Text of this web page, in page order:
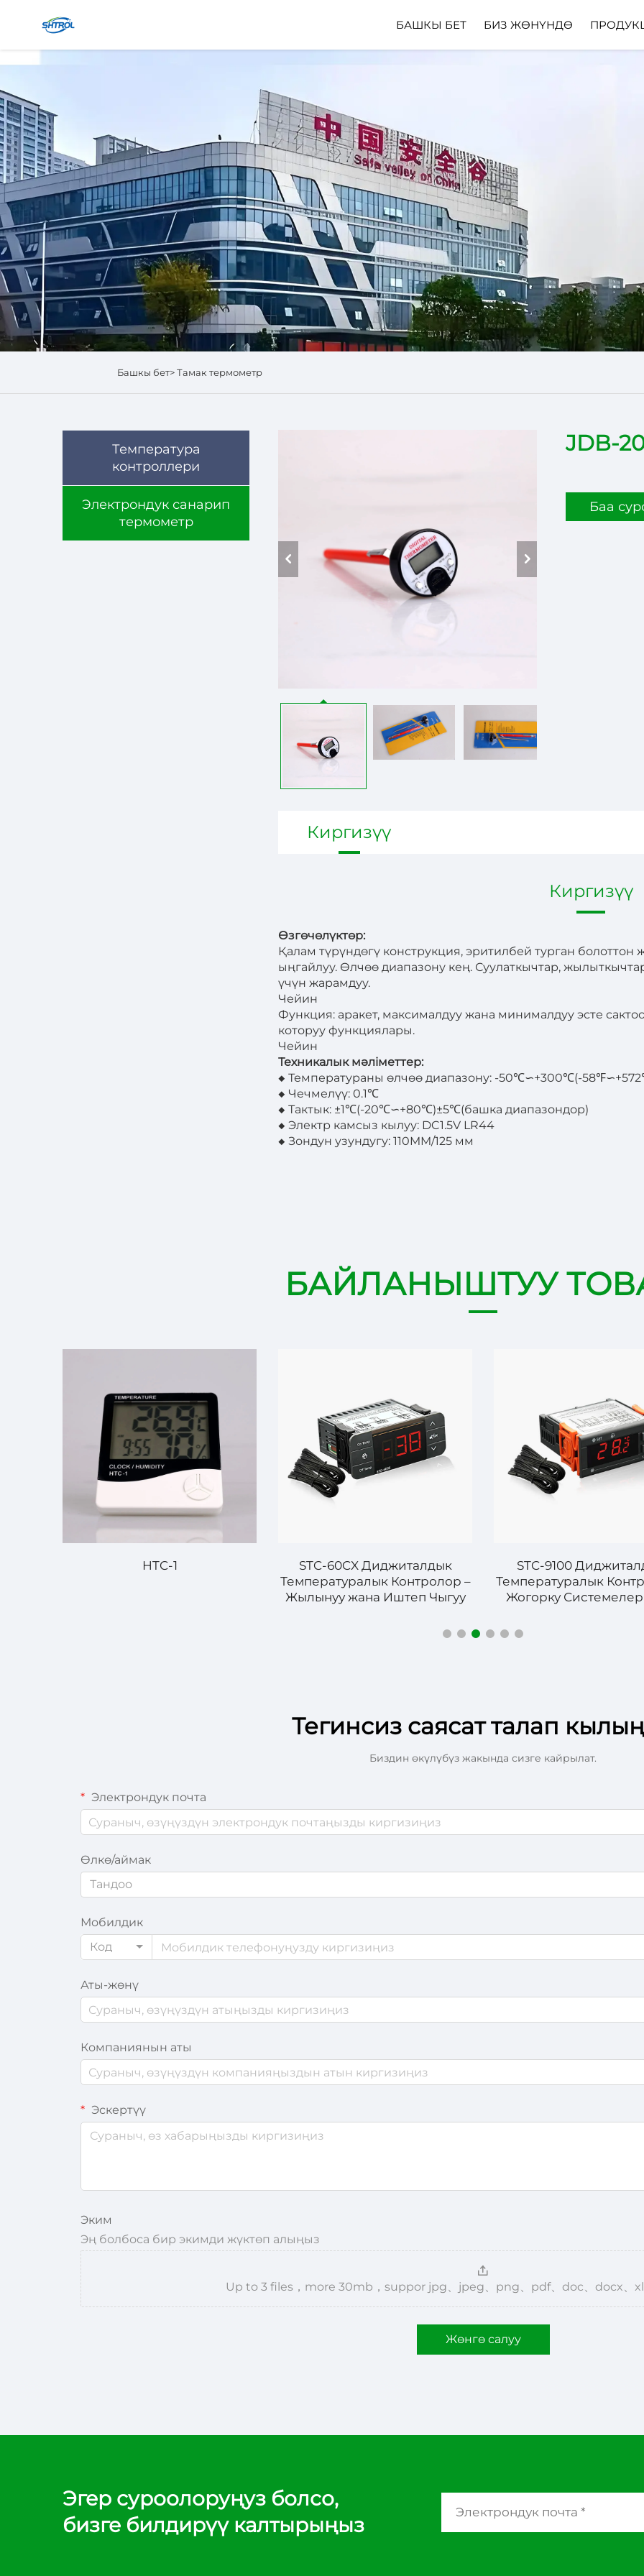
БАШКЫ БЕТ БИЗ ЖӨНҮНДӨ
Башкы бет>Тамак термометр
Температура
контроллери
Электрондук санарип
термометр
JDB-
Баа
Киргизүү
Киргизүү
Өзгөчөлүктөр:
Қалам түрүндөгү конструкция, эритилбей турган болоттон
ыңгайлуу. Өлчөө диапазону кең. Суулаткычтар,
үчүн жарамдуу.
Чейин
Функция: аракет, максималдуу жана минималдуу эсте
которуу функциялары.
Чейин
Техникалык мәліметтер:
◆ Температураны өлчөө диапазону: -50℃∽+300℃(-
◆ Чечмелүү: 0.1℃
◆ Тактык: ±1℃(-20℃∽+80℃)±5℃(башка диапазондор)
◆ Электр камсыз кылуу: DC1.5V LR44
◆ Зондун узундугу: 110MM/125 мм
БАЙЛАНЫШТУУ
HTC-1
STC-60CX Диджиталдык
Температуралык Контролор –
Жылынуу жана Иштеп Чыгуу
Температуралык Контрол
STC-9100
Температуралык
Жогорку Системелер
Тегинсиз саясат талап
Биздин өкүлүбүз жакында сизге кайрылат.
Электрондук почта
Өлкө/аймак
Тандоо
Мобилдик
Код
Аты-жөнү
Компаниянын аты
Эскертүү
Эким
Эң болбоса бир экимди жүктөп алыңыз
Up to 3 files，more 30mb，suppor jpg、jpeg、png、pdf、doc、docx、
Жөнгө салуу
Эгер суроолоруңуз болсо,
бизге билдирүү калтырыңыз